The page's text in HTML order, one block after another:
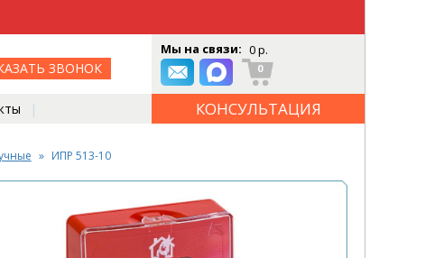
ЗВОНОК
Мы на связи: 0 р.
0
КОНСУЛЬТАЦИЯ
ИПР 513-10